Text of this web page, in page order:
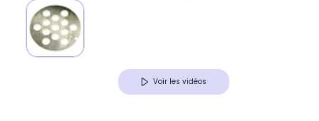
Voir les vidéos